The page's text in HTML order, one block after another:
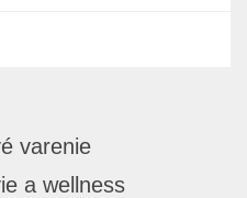
varenie
a wellness